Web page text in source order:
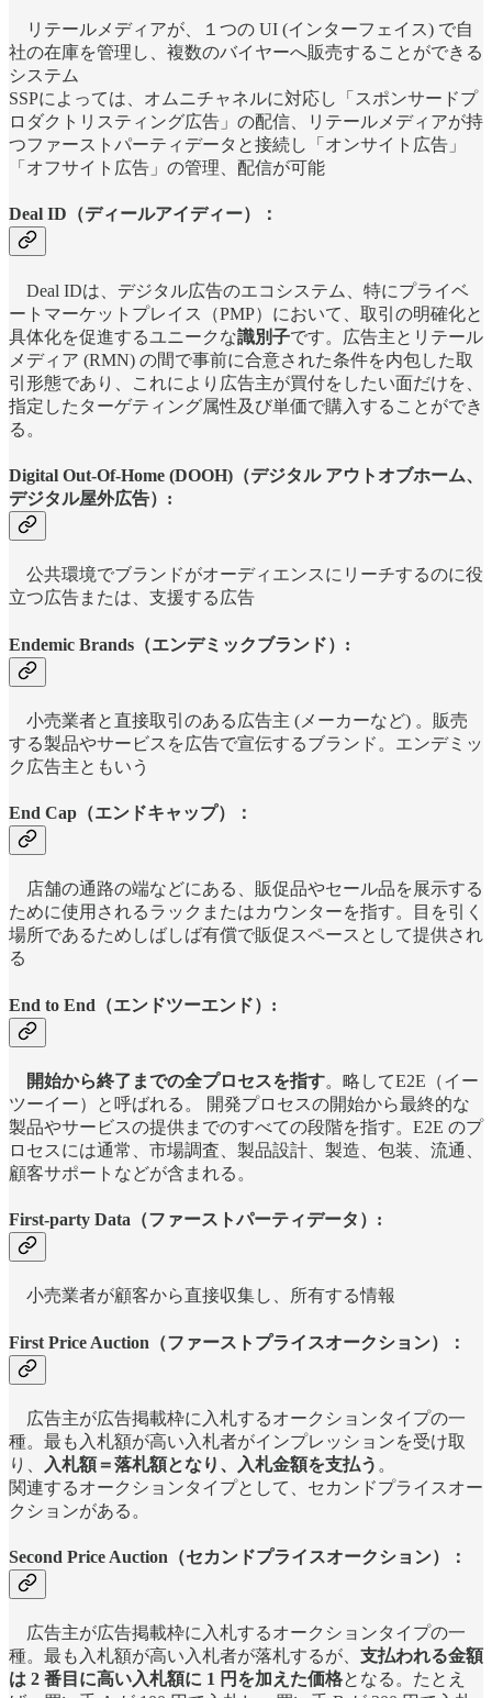
リテールメディアが、１つの UI (インターフェイス) で自
社の在庫を管理し、複数のバイヤーへ販売することができる
システム
SSPによっては、オムニチャネルに対応し「スポンサードプ
ロダクトリスティング広告」の配信、リテールメディアが持
つファーストパーティデータと接続し「オンサイト広告」
「オフサイト広告」の管理、配信が可能
Deal ID（ディールアイディー）：
Deal IDは、デジタル広告のエコシステム、特にプライベ
ートマーケットプレイス（PMP）において、取引の明確化と
具体化を促進するユニークな識別子です。広告主とリテール
メディア (RMN) の間で事前に合意された条件を内包した取
引形態であり、これにより広告主が買付をしたい面だけを、
指定したターゲティング属性及び単価で購入することができ
る。
Digital Out-Of-Home (DOOH)（デジタル アウトオブホーム、
デジタル屋外広告）:
公共環境でブランドがオーディエンスにリーチするのに役
立つ広告または、支援する広告
Endemic Brands（エンデミックブランド）:
小売業者と直接取引のある広告主 (メーカーなど) 。販売
する製品やサービスを広告で宣伝するブランド。エンデミッ
ク広告主ともいう
End Cap（エンドキャップ）：
店舗の通路の端などにある、販促品やセール品を展示する
ために使用されるラックまたはカウンターを指す。目を引く
場所であるためしばしば有償で販促スペースとして提供され
る
End to End（エンドツーエンド）:
開始から終了までの全プロセスを指す。略してE2E（イー
ツーイー）と呼ばれる。 開発プロセスの開始から最終的な
製品やサービスの提供までのすべての段階を指す。E2E のプ
ロセスには通常、市場調査、製品設計、製造、包装、流通、
顧客サポートなどが含まれる。
First-party Data（ファーストパーティデータ）:
小売業者が顧客から直接収集し、所有する情報
First Price Auction（ファーストプライスオークション）：
広告主が広告掲載枠に入札するオークションタイプの一
種。最も入札額が高い入札者がインプレッションを受け取
り、
入札額＝落札額となり、入札金額を支払う 。
関連するオークションタイプとして、セカンドプライスオー
クションがある。
Second Price Auction（セカンドプライスオークション）：
広告主が広告掲載枠に入札するオークションタイプの一
種。最も入札額が高い入札者が落札するが、 支払われる金額
は 2 番目に高い入札額に 1 円を加えた価格となる。たとえ